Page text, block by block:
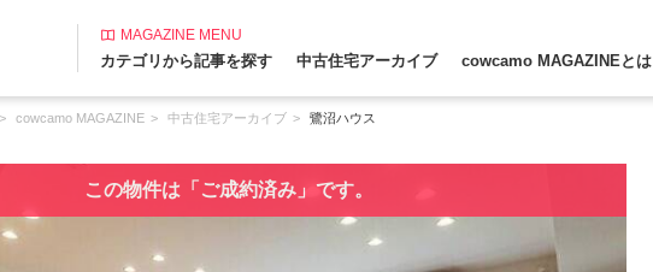
MAGAZINE MENU
カテゴリから記事を探す 中古住宅アーカイブ cowcamo MAGAZINEとは
cowcamo MAGAZINE 中古住宅アーカイブ 鷺沼ハウス
この物件は「ご成約済み」です。